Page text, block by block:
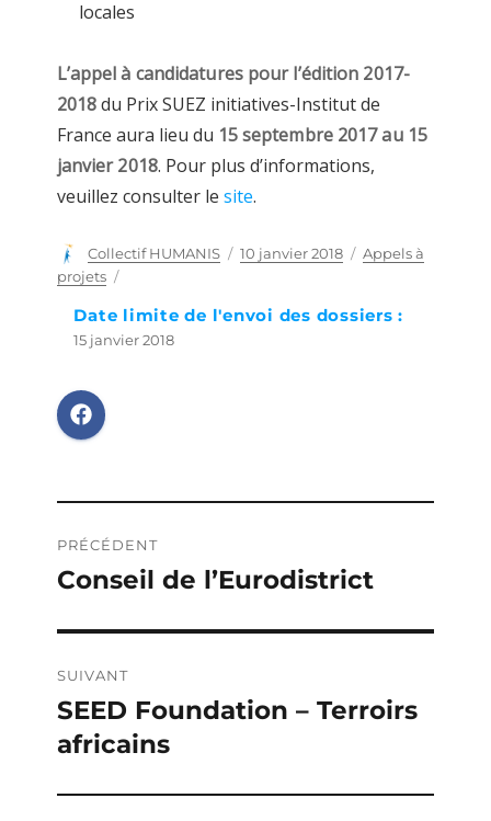
locales
L’appel à candidatures pour l’édition 2017-
2018du Prix SUEZ initiatives-Institut de
France aura lieu du 15 septembre 2017 au 15
janvier 2018. Pour plus d’informations,
veuillez consulter le site.
Auteur
Collectif HUMANIS
Publié
10 janvier 2018 Catégories
Appels à
projets
Date limite de l'envoi des dossiers :
15 janvier 2018
de
PRÉCÉDENT
Publication
Conseil de l’Eurodistrict
SUIVANT
Publication
suivante :
SEED Foundation – Terroirs
africains